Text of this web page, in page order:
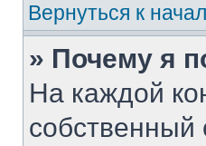
Вернуться к
» Почему я
На каждой